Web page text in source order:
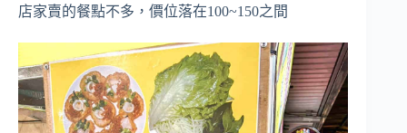
店家賣的餐點不多，價位落在100~150之間